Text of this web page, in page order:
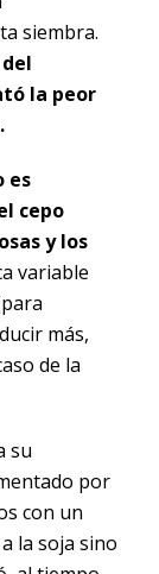
siembra.
la peor
es
cepo
y los
variable
más,
de la
su
por
con un
la soja sino